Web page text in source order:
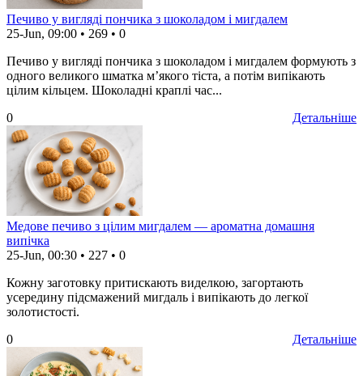
Печиво у вигляді пончика з шоколадом і мигдалем
25-Jun, 09:00 • 269 • 0
Печиво у вигляді пончика з шоколадом і мигдалем формують з
одного великого шматка м’якого тіста, а потім випікають
цілим кільцем. Шоколадні краплі час...
Детальніше
0
Медове печиво з цілим мигдалем — ароматна домашня
випічка
25-Jun, 00:30 • 227 • 0
Кожну заготовку притискають виделкою, загортають
усередину підсмажений мигдаль і випікають до легкої
золотистості.
Детальніше
0